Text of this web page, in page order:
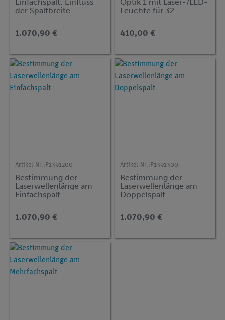
Einfachspalt: Einfluss
der Spaltbreite
1.070,90 €
Optik 1 mit Laser-/LED-
Leuchte für 32
410,00 €
Artikel-Nr.: P1391200
Bestimmung der
Laserwellenlänge am
Einfachspalt
1.070,90 €
Artikel-Nr.: P1391300
Bestimmung der
Laserwellenlänge am
Doppelspalt
1.070,90 €